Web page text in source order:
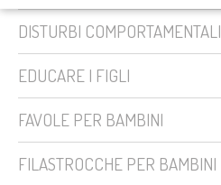
DISTURBI COMPORTAMENTALI
EDUCARE I FIGLI
FAVOLE PER BAMBINI
FILASTROCCHE PER BAMBINI